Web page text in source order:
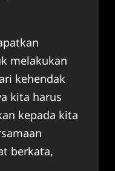
melakukan
kehendak
kita harus
kepada kita
berkata,